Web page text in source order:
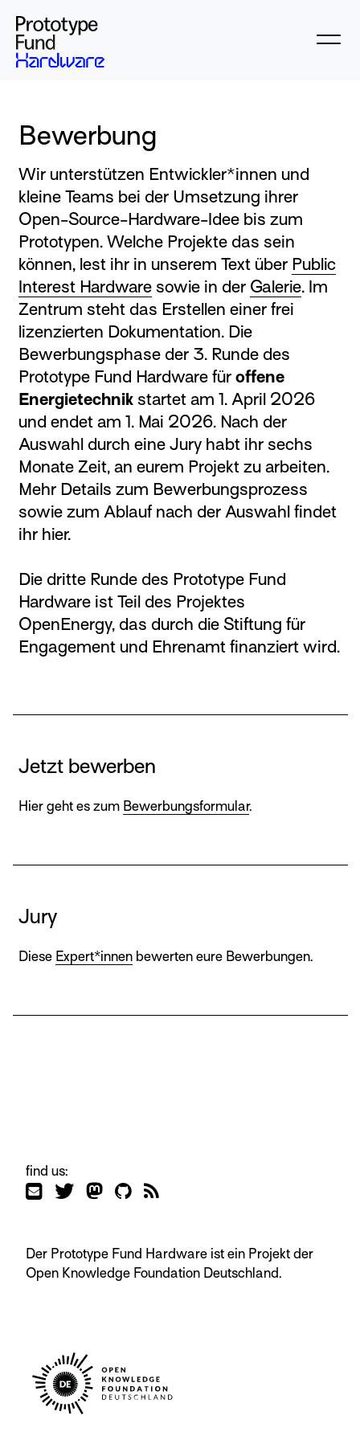
Bewerbung
Wir unterstützen Entwickler*innen und
kleine Teams bei der Umsetzung ihrer
Open-Source-Hardware-Idee bis zum
Prototypen. Welche Projekte das sein
können, lest ihr in unserem Text über Public
Interest Hardware sowie in der Galerie. Im
Zentrum steht das Erstellen einer frei
lizenzierten Dokumentation. Die
Bewerbungsphase der 3. Runde des
Prototype Fund Hardware für offene
Energietechnik startet am 1. April 2026
und endet am 1. Mai 2026. Nach der
Auswahl durch eine Jury habt ihr sechs
Monate Zeit, an eurem Projekt zu arbeiten.
Mehr Details zum Bewerbungsprozess
sowie zum Ablauf nach der Auswahl findet
ihr hier.
Die dritte Runde des Prototype Fund
Hardware ist Teil des Projektes
OpenEnergy, das durch die Stiftung für
Engagement und Ehrenamt finanziert wird.
Jetzt bewerben
Hier geht es zum Bewerbungsformular.
Jury
Diese Expert*innen bewerten eure Bewerbungen.
find us:
Der Prototype Fund Hardware ist ein Projekt der
Open Knowledge Foundation Deutschland.